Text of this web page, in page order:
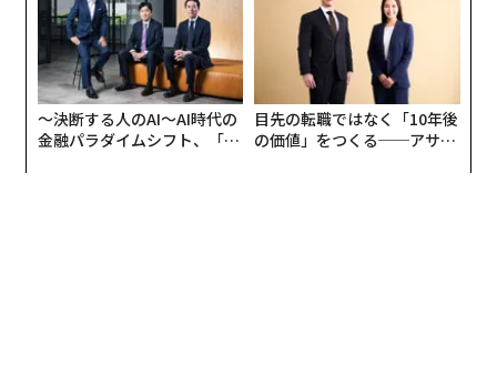
1967年に登場した、オリジナルの33ストラダーレ。
この33 ストラダーレは、美しさとテクノロジーの完璧な
組み合わせから生まれた、本物の動く芸術作品だ。
〜決断する人のAI〜AI時代の
金融パラダイムシフト、「超
目先の転職ではなく「10年後
の価値」をつくる──アサイ